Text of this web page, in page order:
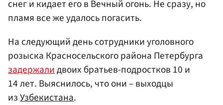
снег и кидает его в Вечный огонь. Не сразу, но
пламя все же удалось погасить.
На следующий день сотрудники уголовного
розыска Красносельского района Петербурга
задержалидвоих братьев-подростков 10 и
14 лет. Выяснилось, что они – выходцы
изУзбекистана.